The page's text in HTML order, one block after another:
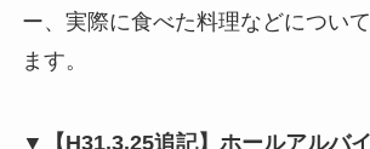
ー、実際に食べた料理などについ
ます。
▼【H31.3.25追記】ホールアルバ